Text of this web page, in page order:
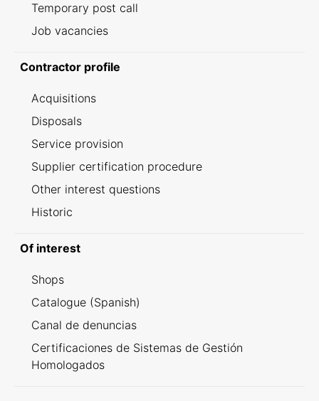
Temporary post call
Job vacancies
Contractor profile
Acquisitions
Disposals
Service provision
Supplier certification procedure
Other interest questions
Historic
Of interest
Shops
Catalogue (Spanish)
Canal de denuncias
Certificaciones de Sistemas de Gestión
Homologados